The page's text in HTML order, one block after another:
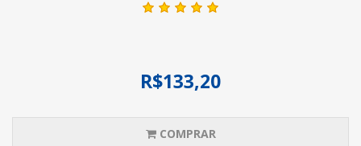
R$133,20
COMPRAR